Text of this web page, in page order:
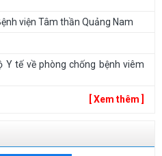
viện Tâm thần Quảng Nam
Y tế về phòng chống bệnh viêm
[ Xem thêm ]